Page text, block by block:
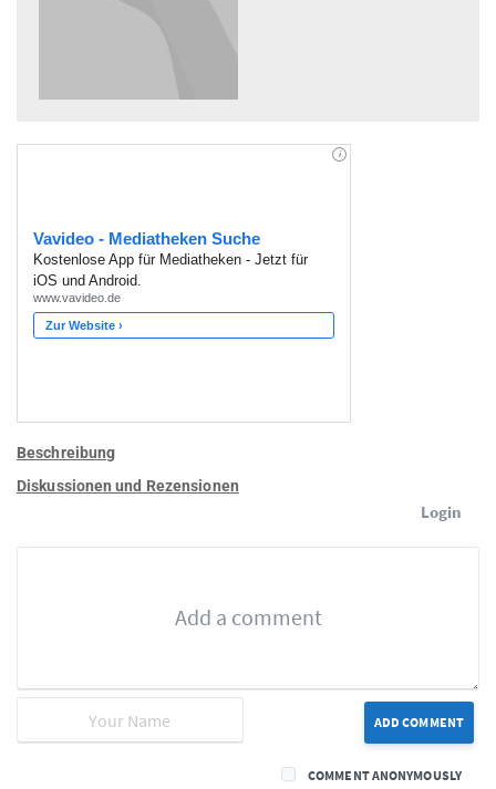
Beschreibung
Diskussionen und Rezensionen
Login
ADD COMMENT
COMMENT ANONYMOUSLY